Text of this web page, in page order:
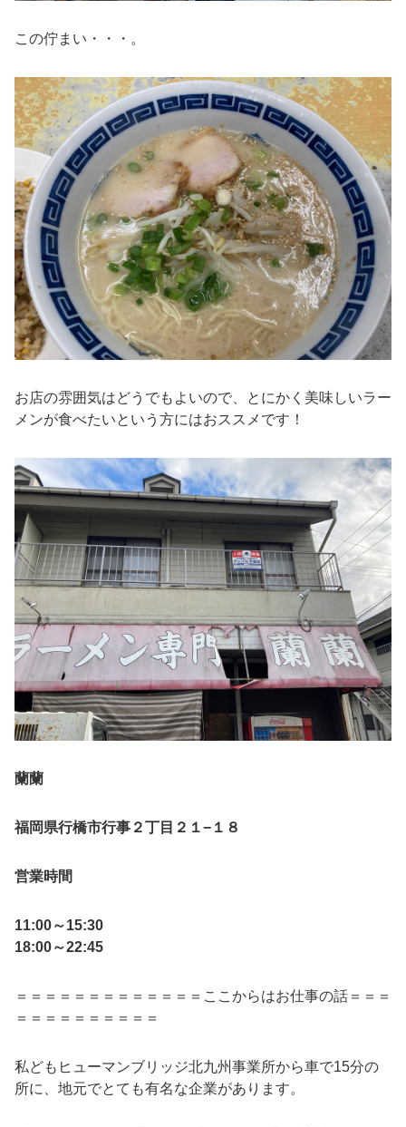
この佇まい・・・。
お店の雰囲気はどうでもよいので、とにかく美味しいラー
メンが食べたいという方にはおススメです！
蘭蘭
福岡県行橋市行事２丁目２１−１８
営業時間
11:00～15:30
18:00～22:45
＝＝＝＝＝＝＝＝＝＝＝＝＝ここからはお仕事の話＝＝＝
＝＝＝＝＝＝＝＝＝＝
私どもヒューマンブリッジ北九州事業所から車で15分の
所に、地元でとても有名な企業があります。